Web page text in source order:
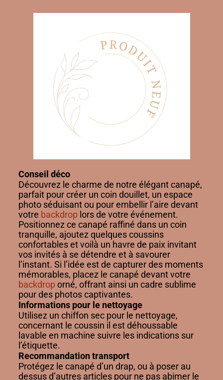
Conseil déco
Découvrez le charme de notre élégant canapé,
parfait pour créer un coin douillet, un espace
photo séduisant ou pour embellir l’aire devant
votre backdrop lors de votre événement.
Positionnez ce canapé raffiné dans un coin
tranquille, ajoutez quelques coussins
confortables et voilà un havre de paix invitant
vos invités à se détendre et à savourer
l’instant. Si l’idée est de capturer des moments
mémorables, placez le canapé devant votre
backdrop orné, offrant ainsi un cadre sublime
pour des photos captivantes.
Informations pour le nettoyage
Utilisez un chiffon sec pour le nettoyage,
concernant le coussin il est déhoussable
lavable en machine suivre les indications sur
l’étiquette.
Recommandation transport
Protégez le canapé d’un drap, ou à poser au
dessus d’autres articles pour ne pas abimer le